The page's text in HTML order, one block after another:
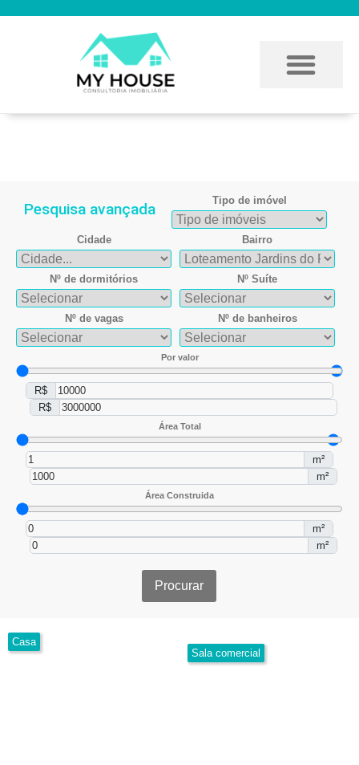
Pesquisa avançada Tipo de imóvel
Cidade Bairro
Nº de dormitórios Nº Suíte
Nº de vagas Nº de banheiros
Por valor
R$
R$
Área Total
m²
m²
Área Construida
m²
m²
Procurar
Casa
Sala comercial